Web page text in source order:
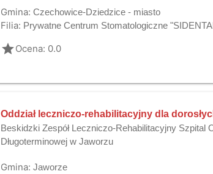
Gmina: Czechowice-Dziedzice - miasto
Filia: Prywatne Centrum Stomatologiczne
gradeOcena: 0.0
Oddział leczniczo-rehabilitacyjny dla
Beskidzki Zespół Leczniczo-Rehabilitacyjny Szpital
Długoterminowej w Jaworzu
Gmina: Jaworze